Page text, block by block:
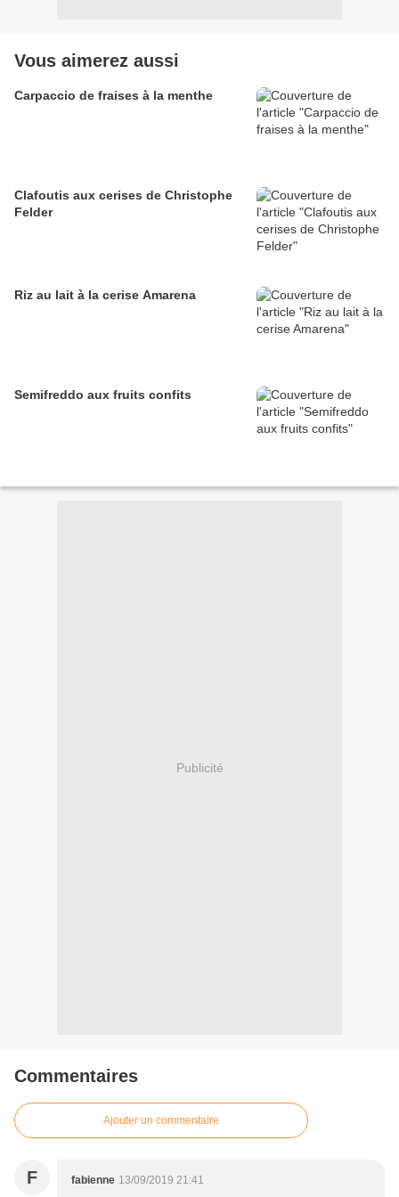
Vous aimerez aussi
Carpaccio de fraises à la menthe
Clafoutis aux cerises de Christophe
Felder
Riz au lait à la cerise Amarena
Semifreddo aux fruits confits
Publicité
Commentaires
Ajouter un commentaire
F fabienne 13/09/2019 21:41